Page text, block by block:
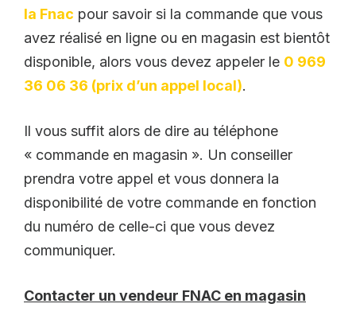
la Fnac pour savoir si la commande que vous
avez réalisé en ligne ou en magasin est bientôt
disponible, alors vous devez appeler le 0 969
36 06 36 (prix d’un appel local).
Il vous suffit alors de dire au téléphone
« commande en magasin ». Un conseiller
prendra votre appel et vous donnera la
disponibilité de votre commande en fonction
du numéro de celle-ci que vous devez
communiquer.
Contacter un vendeur FNAC en magasin